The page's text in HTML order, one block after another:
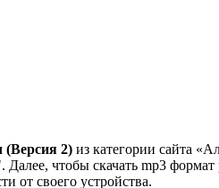
(Версия 2) из категории сайта
чтобы скачать mp3
от своего устройства.